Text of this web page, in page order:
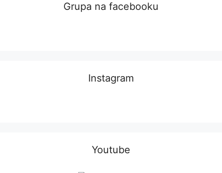
Grupa na facebooku
Instagram
Youtube